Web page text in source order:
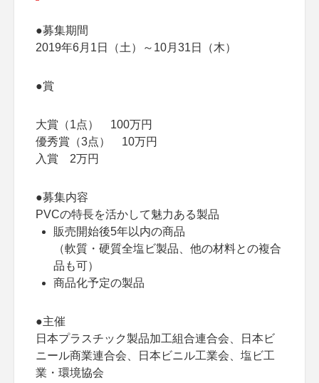
●募集期間
2019年6月1日（土）～10月31日（木）
●賞
大賞（1点） 100万円
優秀賞（3点） 10万円
入賞 2万円
●募集内容
PVCの特長を活かして魅力ある製品
販売開始後5年以内の商品
（軟質・硬質全塩ビ製品、他の材料との複合
品も可）
商品化予定の製品
●主催
日本プラスチック製品加工組合連合会、日本ビ
ニール商業連合会、日本ビニル工業会、塩ビ工
業・環境協会